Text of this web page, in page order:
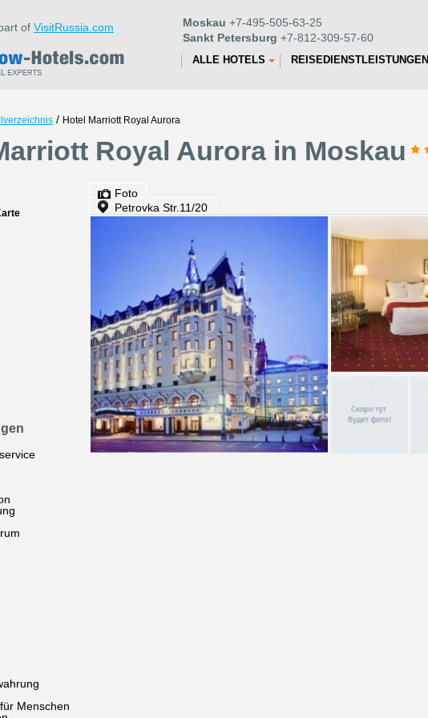
of VisitRussia.com Moskau +7-495-505-63-25
Sankt Petersburg +7-812-309-57-60
ALLE HOTELS REISEDIENSTLEISTUNGEN
/ Hotel Marriott Royal Aurora
Royal Aurora in Moskau
Menschen
Foto
Petrovka Str.11/20